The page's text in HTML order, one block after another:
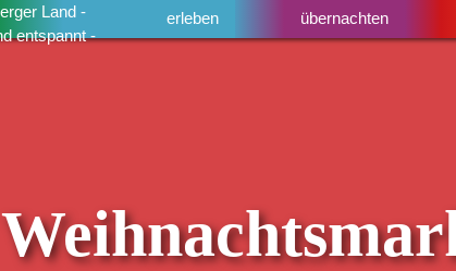
erleben übernachten